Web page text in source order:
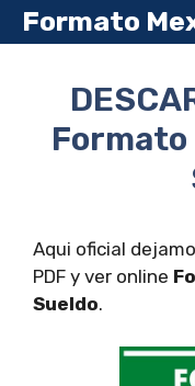
Saltar
al
Formato
Formato
Aqui oficial
PDF y ver online
Sueldo.